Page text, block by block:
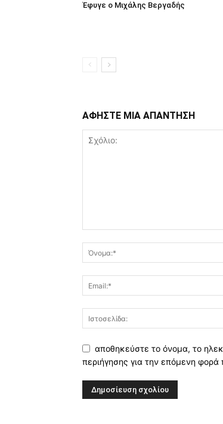
Έφυγε ο Μιχάλης Βεργαδής
ΑΦΗΣΤΕ ΜΙΑ ΑΠΑΝΤΗΣΗ
αποθηκεύστε το όνομα, το
περιήγησης για την επόμενη